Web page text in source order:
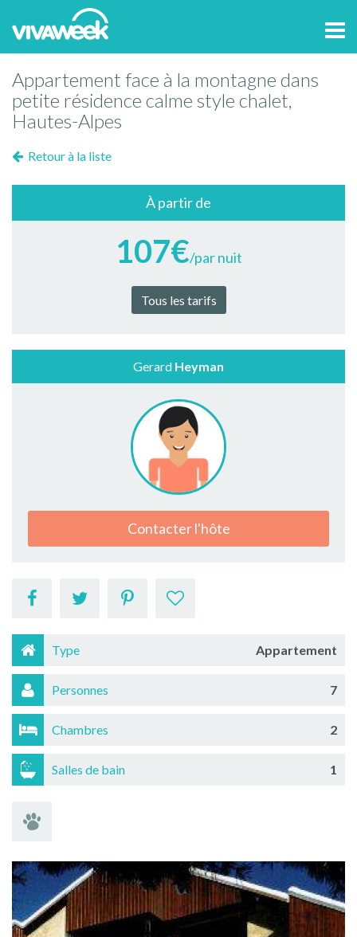
Appartement face à la montagne dans
petite résidence calme style chalet,
Hautes-Alpes
Retour à la liste
À partir de
107€/par nuit
Tous les tarifs
Gerard Heyman
Contacter l'hôte
Type Appartement
Personnes 7
Chambres 2
Salles de bain 1